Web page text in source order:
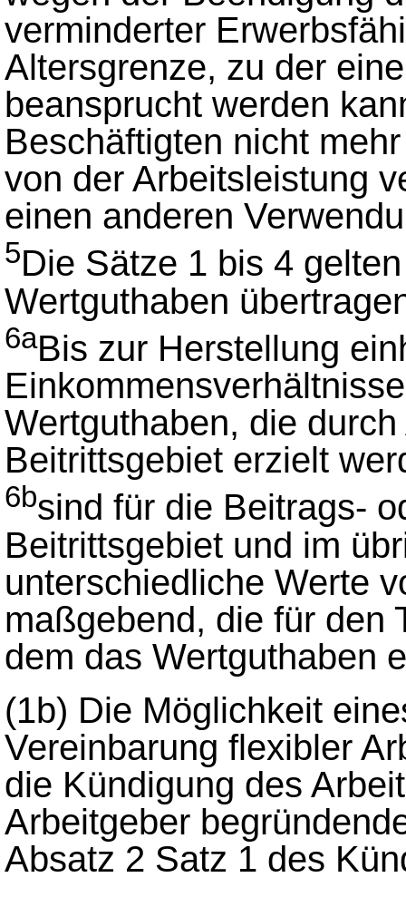
verminderter
Altersgrenze, zu der
beansprucht werden
Beschäftigten nicht
von der Arbeitsleistung
einen anderen
5Die Sätze 1 bis 4
Wertguthaben
6aBis zur Herstellung
Wertguthaben, die
Beitrittsgebiet erzielt
6bsind für die Beitrags-
Beitrittsgebiet und im
unterschiedliche Werte
maßgebend, die für den
dem das Wertguthaben
(1b) Die Möglichkeit
Vereinbarung flexibler
die Kündigung des
Arbeitgeber
Absatz 2 Satz 1 des